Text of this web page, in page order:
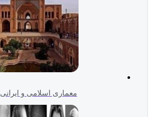
معماری اسلامی و ایرانی